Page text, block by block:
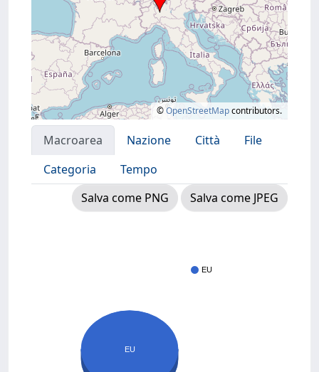
©OpenStreetMapcontributors.
Macroarea Nazione Città
File
Categoria
Tempo
Salva come PNG
Salva come JPEG
EU
EU